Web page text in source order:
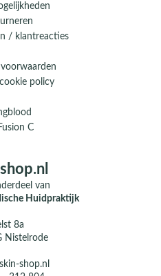
/ klantreacties
policy
C
van
Huidpraktijk
8a
Nistelrode
shop.nl